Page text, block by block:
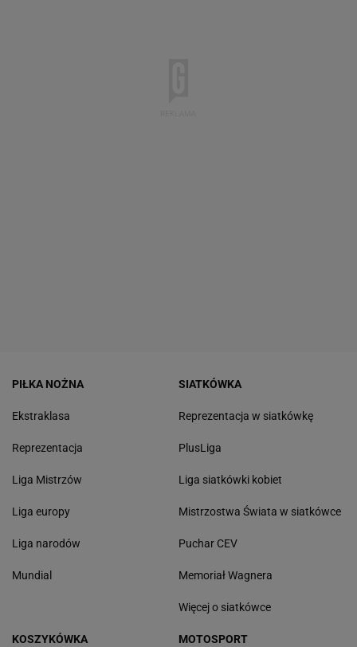
PIŁKA NOŻNA
Ekstraklasa
Reprezentacja
Liga Mistrzów
Liga europy
Liga narodów
Mundial
SIATKÓWKA
Reprezentacja w siatkówkę
PlusLiga
Liga siatkówki kobiet
Mistrzostwa Świata w siatkówce
Puchar CEV
Memoriał Wagnera
Więcej o siatkówce
KOSZYKÓWKA MOTOSPORT